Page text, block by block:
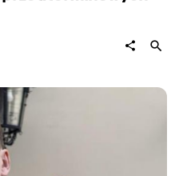
share search